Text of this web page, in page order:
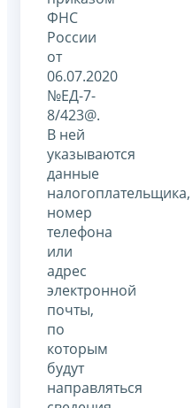
ФНС
России
от
06.07.2020
№ЕД-7-
8/423@.
В ней
указываются
данные
налогоплательщика,
номер
телефона
или
адрес
электронной
почты,
по
которым
будут
направляться